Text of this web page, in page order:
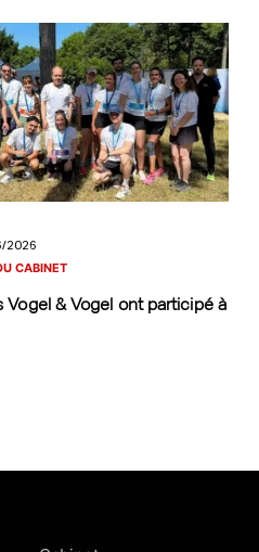
2026
CABINET
Vogel & Vogel ont participé à